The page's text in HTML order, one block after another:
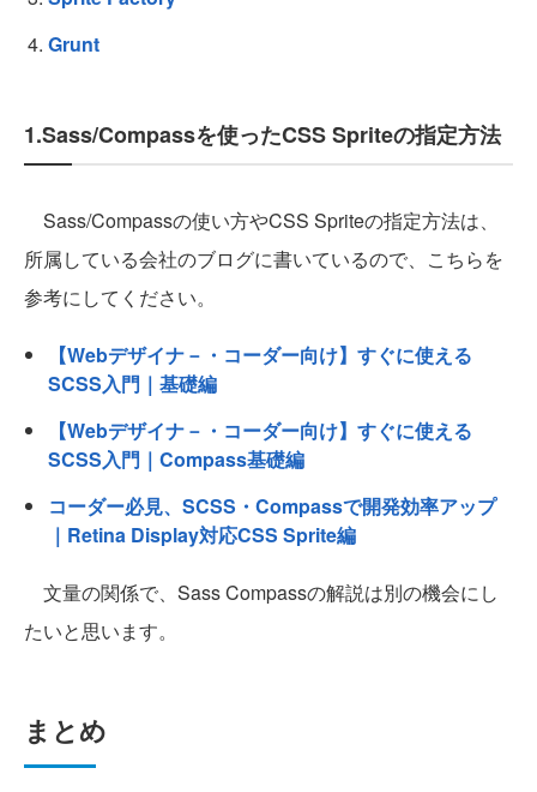
Grunt
1.Sass/Compassを使ったCSS Spriteの指定方法
Sass/Compassの使い方やCSS Spriteの指定方法は、
所属している会社のブログに書いているので、こちらを
参考にしてください。
【Webデザイナ－・コーダー向け】すぐに使える
SCSS入門｜基礎編
【Webデザイナ－・コーダー向け】すぐに使える
SCSS入門｜Compass基礎編
コーダー必見、SCSS・Compassで開発効率アップ
｜Retina Display対応CSS Sprite編
文量の関係で、Sass Compassの解説は別の機会にし
たいと思います。
まとめ